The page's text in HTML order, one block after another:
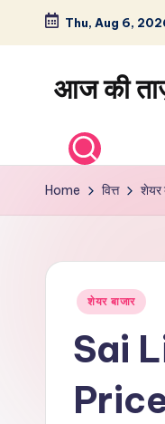
Skip
content
Thu, Aug 6,
आज की
खेल,
व्यापार
विश्व
Home वित्त शेयर
Posted
शेयर बाजार
Sai